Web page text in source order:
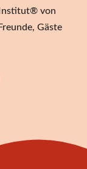
von
Gäste